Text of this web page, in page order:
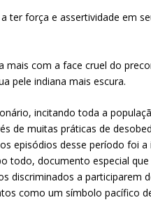
ter força e assertividade em
mais com a face cruel do
pele indiana mais escura.
incitando toda a
de muitas práticas de
episódios desse período foi
todo, documento especial
discriminados a participarem
como um símbolo pacífico